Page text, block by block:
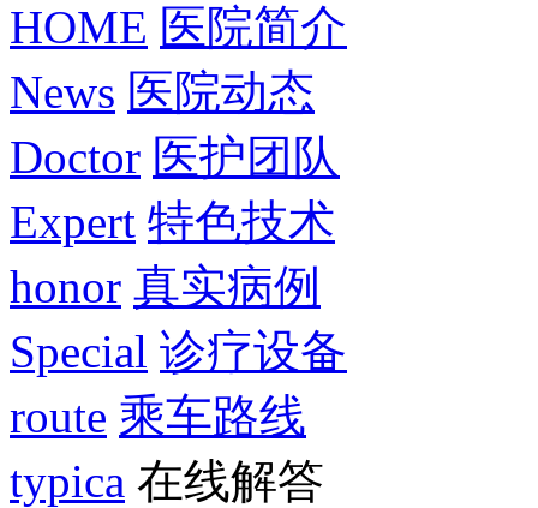
HOME 医院简介
News 医院动态
Doctor 医护团队
Expert 特色技术
honor 真实病例
Special 诊疗设备
route 乘车路线
typica 在线解答